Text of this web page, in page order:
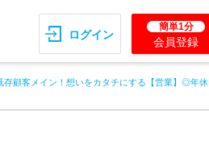
ログイン
簡単1分
会員登録
存顧客メイン！想いをカタチにする【営業】◎年休